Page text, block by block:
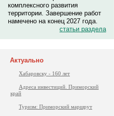
комплексного развития
территории. Завершение работ
намечено на конец 2027 года.
статьи раздела
Актуально
Хабаровску - 160 лет
Адреса инвестиций. Приморский
край
Туризм: Приморский маршрут